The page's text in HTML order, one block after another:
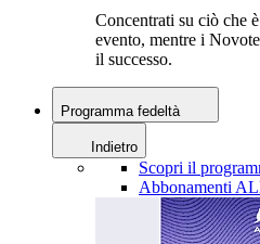
Concentrati su ciò che
evento, mentre i
il successo.
Programma fedeltà
Indietro
Scopri il
Abbonamenti